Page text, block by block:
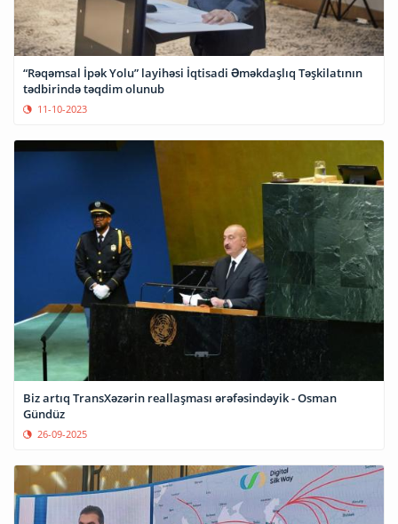
“Rəqəmsal İpək Yolu” layihəsi İqtisadi Əməkdaşlıq Təşkilatının
tədbirində təqdim olunub
11-10-2023
Biz artıq TransXəzərin reallaşması ərəfəsindəyik - Osman
Gündüz
26-09-2025